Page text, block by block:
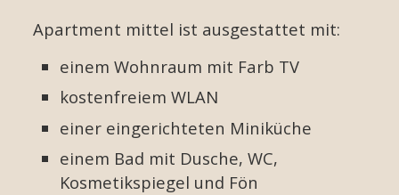
Apartment mittel ist ausgestattet mit:
einem Wohnraum mit Farb TV
kostenfreiem WLAN
einer eingerichteten Miniküche
einem Bad mit Dusche, WC,
Kosmetikspiegel und Fön